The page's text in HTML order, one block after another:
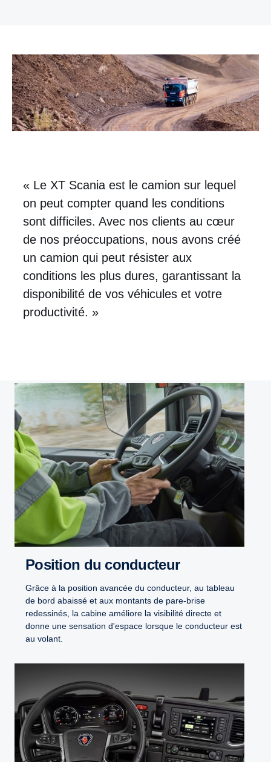
« Le XT Scania est le camion sur lequel
on peut compter quand les conditions
sont difficiles. Avec nos clients au cœur
de nos préoccupations, nous avons créé
un camion qui peut résister aux
conditions les plus dures, garantissant la
disponibilité de vos véhicules et votre
productivité. »
Position du conducteur
Grâce à la position avancée du conducteur, au tableau
de bord abaissé et aux montants de pare-brise
redessinés, la cabine améliore la visibilité directe et
donne une sensation d'espace lorsque le conducteur est
au volant.